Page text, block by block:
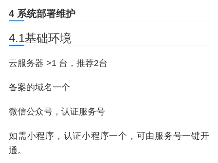
4 系统部署维护
4.1基础环境
云服务器 >1 台，推荐2台
备案的域名一个
微信公众号，认证服务号
如需小程序，认证小程序一个，可由服务号一键开
通。